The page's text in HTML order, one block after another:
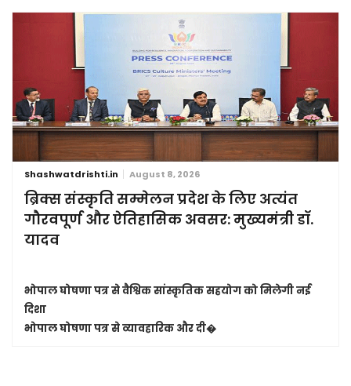
Shashwatdrishti.in August 8, 2026
ब्रिक्स संस्कृति सम्मेलन प्रदेश के लिए अत्यंत
गौरवपूर्ण और ऐतिहासिक अवसर: मुख्यमंत्री डॉ.
यादव
भोपाल घोषणा पत्र से वैश्विक सांस्कृतिक सहयोग को मिलेगी नई
दिशा
भोपाल घोषणा पत्र से व्यावहारिक और दी�